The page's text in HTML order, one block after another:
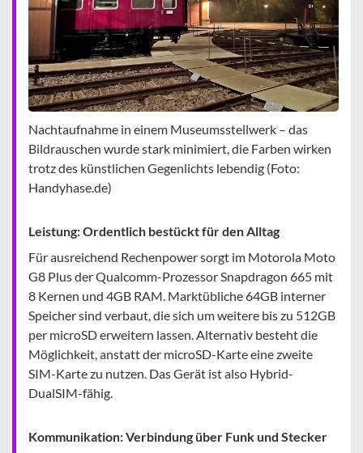
Nachtaufnahme in einem Museumsstellwerk – das
Bildrauschen wurde stark minimiert, die Farben wirken
trotz des künstlichen Gegenlichts lebendig (Foto:
Handyhase.de)
Leistung: Ordentlich bestückt für den Alltag
Für ausreichend Rechenpower sorgt im Motorola Moto
G8 Plus der Qualcomm-Prozessor Snapdragon 665 mit
8 Kernen und 4GB RAM. Marktübliche 64GB interner
Speicher sind verbaut, die sich um weitere bis zu 512GB
per microSD erweitern lassen. Alternativ besteht die
Möglichkeit, anstatt der microSD-Karte eine zweite
SIM-Karte zu nutzen. Das Gerät ist also Hybrid-
DualSIM-fähig.
Kommunikation: Verbindung über Funk und Stecker